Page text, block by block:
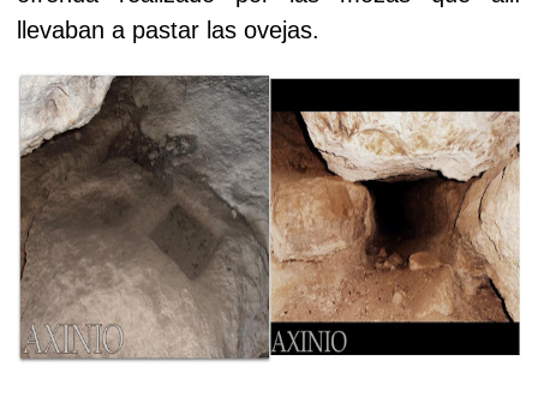
llevaban a pastar las ovejas.